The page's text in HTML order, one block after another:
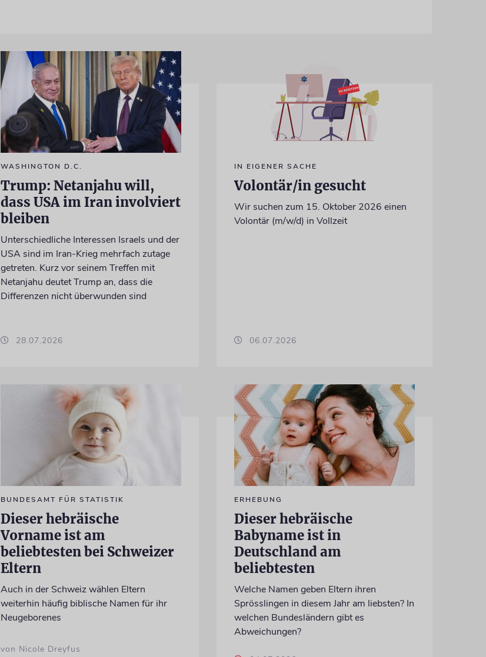
WASHINGTON D.C.
Trump: Netanjahu will,
dass USA im Iran involviert
bleiben
Unterschiedliche Interessen Israels und der
USA sind im Iran-Krieg mehrfach zutage
getreten. Kurz vor seinem Treffen mit
Netanjahu deutet Trump an, dass die
Differenzen nicht überwunden sind
28.07.2026
IN EIGENER SACHE
Volontär/in gesucht
Wir suchen zum 15. Oktober 2026 einen
Volontär (m/w/d) in Vollzeit
06.07.2026
BUNDESAMT FÜR STATISTIK
Dieser hebräische
Vorname ist am
beliebtesten bei Schweizer
Eltern
Auch in der Schweiz wählen Eltern
weiterhin häufig biblische Namen für ihr
Neugeborenes
von Nicole Dreyfus
ERHEBUNG
Dieser hebräische
Babyname ist in
Deutschland am
beliebtesten
Welche Namen geben Eltern ihren
Sprösslingen in diesem Jahr am liebsten? In
welchen Bundesländern gibt es
Abweichungen?